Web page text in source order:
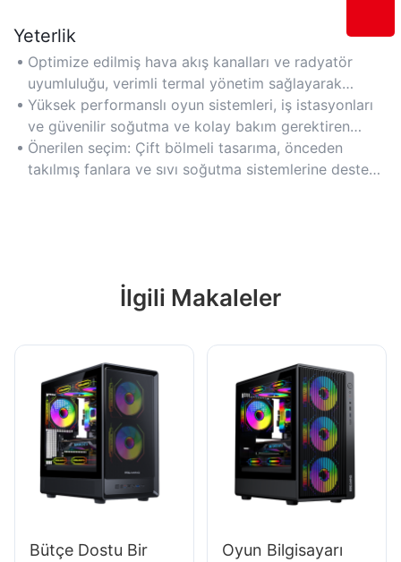
Yeterlik
Optimize edilmiş hava akış kanalları ve radyatör
uyumluluğu, verimli termal yönetim sağlayarak
bileşen ömrünü uzatır. Alet gerektirmeyen genişletme
yuvaları ve hızlı açılan paneller, donanım
yükseltmelerini kolaylaştırır.
Yüksek performanslı oyun sistemleri, iş istasyonları
ve güvenilir soğutma ve kolay bakım gerektiren
kompakt sistemler için idealdir.
Önerilen seçim: Çift bölmeli tasarıma, önceden
takılmış fanlara ve sıvı soğutma sistemlerine destek
İlgili Makaleler
Bütçe Dostu Bir
Oyun Bilgisayarı